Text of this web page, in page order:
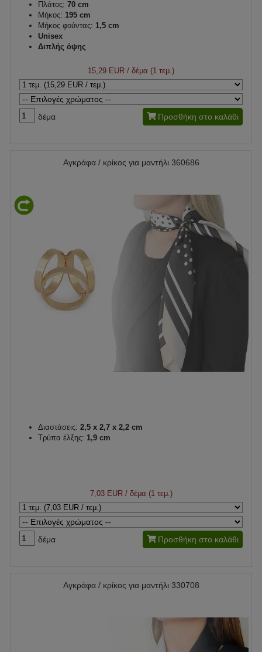
Πλάτος: 70 cm
Μήκος: 195 cm
Μήκος φούντας: 1,5 cm
Unisex
Διπλής όψης
15,29 EUR / δέμα (1 τεμ.)
δέμα Προσθήκη στο καλάθι
Αγκράφα / κρίκος για μαντήλι 360686
Διαστάσεις: 2,5 x 2,7 x 2,2 cm
Τρύπα έλξης: 1,9 cm
7,03 EUR/ δέμα (1 τεμ.)
δέμα Προσθήκη στο καλάθι
Αγκράφα / κρίκος για μαντήλι 330708